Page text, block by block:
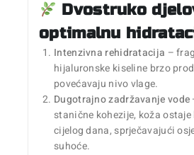
Dvostruko
optimalnu
Intenzivna rehidratacija –
hijaluronske kiseline brzo
povećavaju nivo vlage.
Dugotrajno zadržavanje vode
stanične kohezije, koža
cijelog dana, sprječavajući
suhoće.